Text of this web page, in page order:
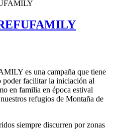
es una campaña que tiene
poder facilitar la iniciación al
en familia en época estival
refugios de Montaña de
siempre discurren por zonas